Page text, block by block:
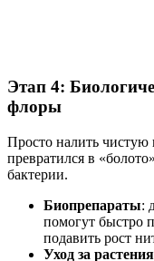
Этап 4:
флоры
Просто налить чистую
превратился в
бактерии.
Биопрепараты:
помогут быстро
подавить рост
Уход за